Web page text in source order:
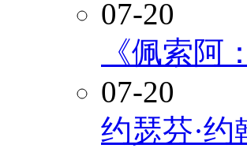
07-20
《佩索阿
07-20
约瑟芬·